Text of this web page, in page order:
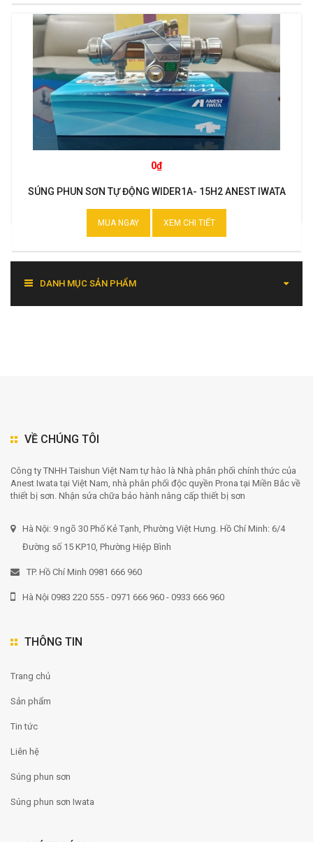
0₫
SÚNG PHUN SƠN TỰ ĐỘNG WIDER1A- 15H2 ANEST IWATA
MUA NGAY XEM CHI TIẾT
DANH MỤC SẢN PHẨM
VỀ CHÚNG TÔI
Công ty TNHH Taishun Việt Nam tự hào là Nhà phân phối chính thức của
Anest Iwata tại Việt Nam, nhà phân phối độc quyền Prona tại Miền Bắc về
thiết bị sơn. Nhận sửa chữa bảo hành nâng cấp thiết bị sơn
Hà Nội: 9 ngõ 30 Phố Kẻ Tạnh, Phường Việt Hưng. Hồ Chí Minh: 6/4
Đường số 15 KP10, Phường Hiệp Bình
TP. Hồ Chí Minh 0981 666 960
Hà Nội 0983 220 555 - 0971 666 960 - 0933 666 960
THÔNG TIN
Trang chủ
Sản phẩm
Tin tức
Liên hệ
Súng phun sơn
Súng phun sơn Iwata